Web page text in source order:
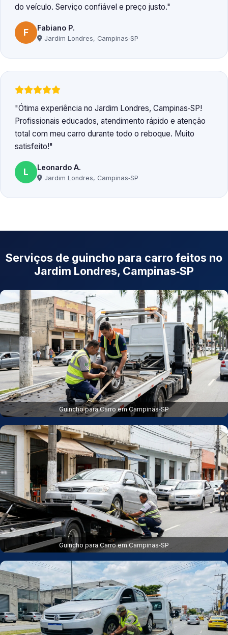
do veículo. Serviço confiável e preço justo.
F Fabiano P.
Jardim Londres, Campinas‑SP
Ótima experiência no Jardim Londres, Campinas‑SP!
Profissionais educados, atendimento rápido e atenção
total com meu carro durante todo o reboque. Muito
satisfeito!
L Leonardo A.
Jardim Londres, Campinas‑SP
Serviços de guincho para carro feitos no
Jardim Londres, Campinas‑SP
Guincho para Carro em Campinas‑SP
Guincho para Carro em Campinas‑SP